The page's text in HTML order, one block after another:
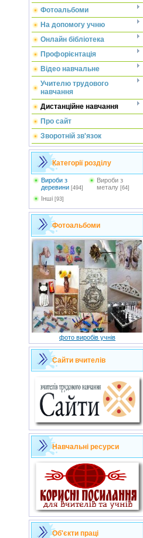
Фотоальбоми
На допомогу учню
Онлайн бібліотека
Профорієнтація
Відео навчальне
Учителю трудового
навчання
Дистанційне навчання
Про сайт
Зворотній зв'язок
Категорії розділу
Вироби з
деревини [494]
Вироби з
металу [64]
Інші [93]
Фотоальбоми
фото виробів учнів
Сайти вчителів
Навчальні ресурси
Об'єкти праці